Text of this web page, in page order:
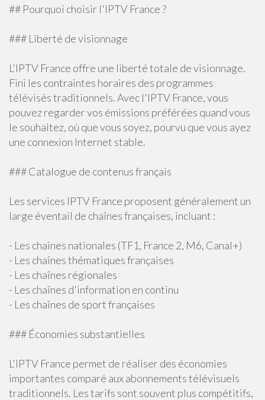
## Pourquoi choisir l'IPTV France ?
### Liberté de visionnage
L'IPTV France offre une liberté totale de visionnage.
Fini les contraintes horaires des programmes
télévisés traditionnels. Avec l'IPTV France, vous
pouvez regarder vos émissions préférées quand vous
le souhaitez, où que vous soyez, pourvu que vous ayez
une connexion Internet stable.
### Catalogue de contenus français
Les services IPTV France proposent généralement un
large éventail de chaînes françaises, incluant :
- Les chaînes nationales (TF1, France 2, M6, Canal+)
- Les chaînes thématiques françaises
- Les chaînes régionales
- Les chaînes d'information en continu
- Les chaînes de sport françaises
### Économies substantielles
L'IPTV France permet de réaliser des économies
importantes comparé aux abonnements télévisuels
traditionnels. Les tarifs sont souvent plus compétitifs,